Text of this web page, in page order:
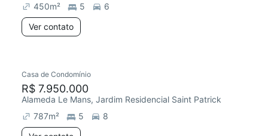
450m² 5
6
Ver contato
Chegou este mês
Casa de Condomínio
R$ 7.950.000
Alameda Le Mans, Jardim Residencial Saint Patrick
787m² 5
8